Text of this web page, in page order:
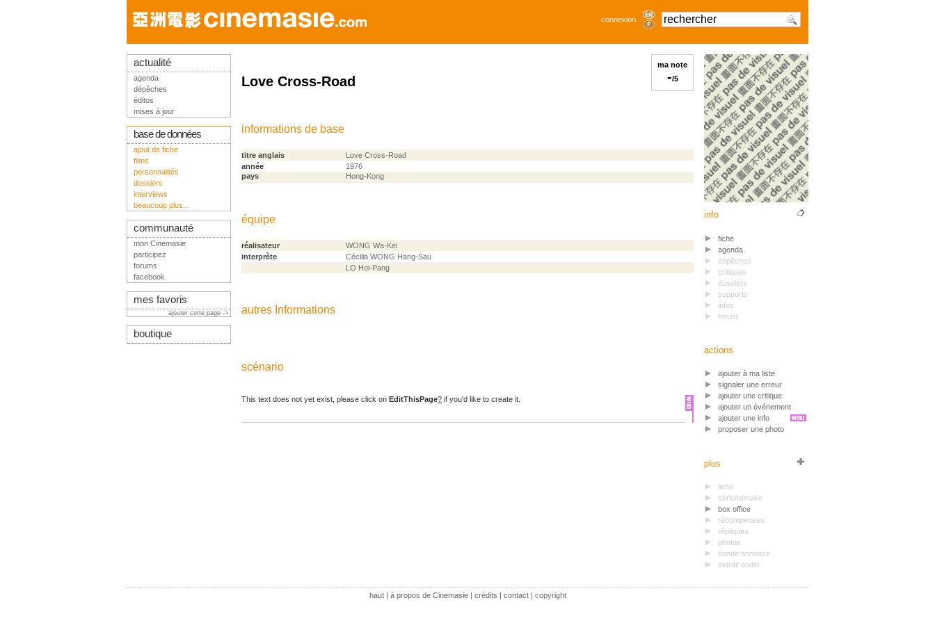
connexion
ma note
-/5
Love Cross-Road
informations de base
titre anglais
Love Cross-Road
année
1976
pays
Hong-Kong
équipe
réalisateur
WONG Wa-Kei
interprète
Cécilia WONG Hang-Sau
LO Hoi-Pang
autres Informations
scénario
This text does not yet exist, please click on EditThisPage? if you'd like to create it.
info
fiche
agenda
dépêches
critiques
dossiers
supports
infos
forum
actions
ajouter à ma liste
signaler une erreur
ajouter une critique
ajouter un événement
ajouter une info
proposer une photo
plus
liens
série/remake
box office
récompenses
répliques
photos
bande annonce
extrait audio
actualité
agenda
dépêches
éditos
mises à jour
base de données
ajout de fiche
films
personnalités
dossiers
interviews
beaucoup plus...
communauté
mon Cinemasie
participez
forums
facebook
mes favoris
ajouter cette page ->
boutique
haut| à propos de Cinemasie| crédits | contact| copyright